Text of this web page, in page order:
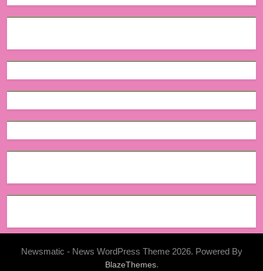
Newsmatic - News WordPress Theme 2026. Powered By
BlazeThemes.